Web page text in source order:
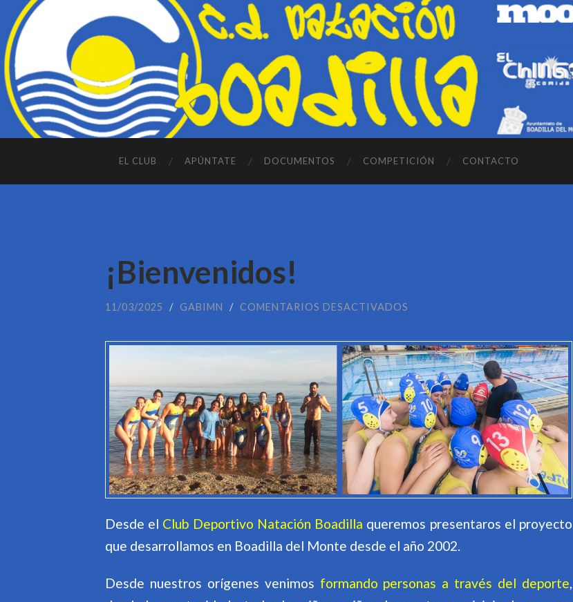
EL CLUB APÚNTATE DOCUMENTOS COMPETICIÓN CONTACTO
¡Bienvenidos!
11/03/2025 / GABIMN / COMENTARIOS DESACTIVADOS
Desde el Club Deportivo Natación Boadilla queremos presentaros el proyecto
que desarrollamos en Boadilla del Monte desde el año 2002.
Desde nuestros orígenes venimos formando personas a través del deporte